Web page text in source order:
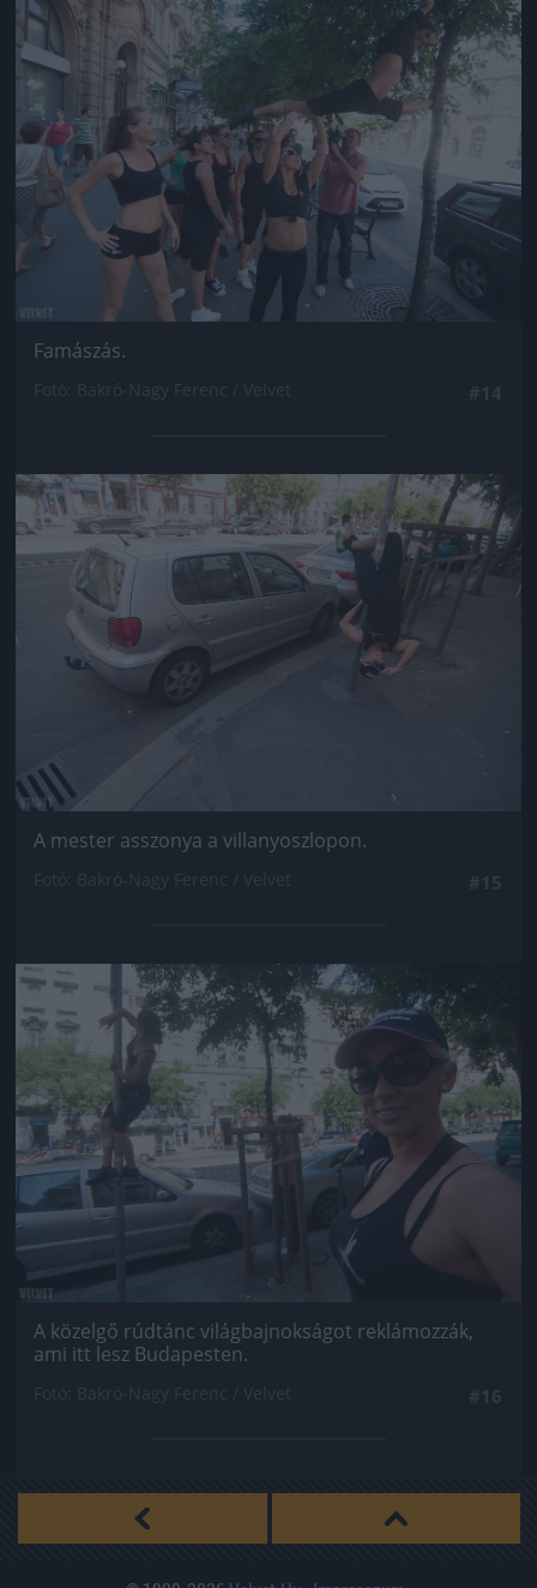
Jön még kép!
Famászás.
Jön még kép!
A mester asszonya a villanyoszlopon.
Jön még kép!
A közelgő rúdtánc világbajnokságot reklámozzák,
ami itt lesz Budapesten.